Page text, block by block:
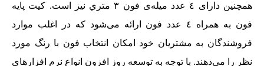
همچنین دارای ٤ عدد میله‌ی فون ٣ متري نیز است. کیت پایه
فون به همراه ٤ عدد فون ارائه می‌شود که در اغلب موارد
فروشندگان به مشتریان خود امکان انتخاب فون با رنگ مورد
نظر را می‌دهند. با توجه به توسعه روز افزون انواع نرم‌ افزارهای